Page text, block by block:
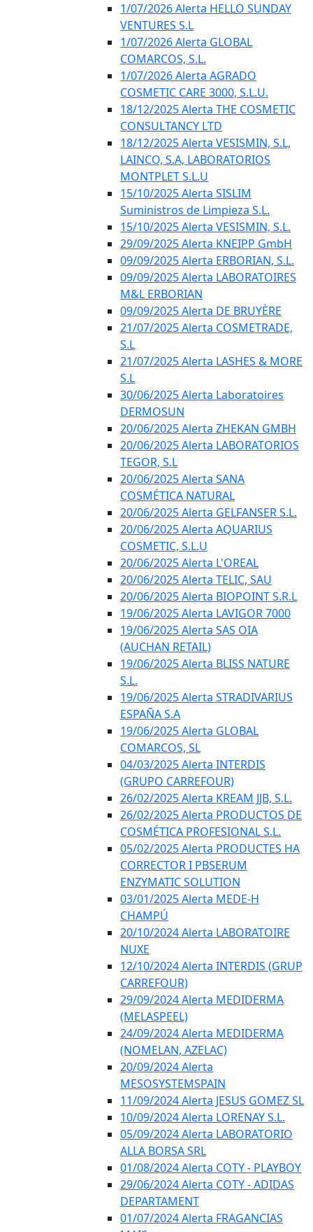
1/07/2026 Alerta HELLO SUNDAY
VENTURES S.L
1/07/2026 Alerta GLOBAL
COMARCOS, S.L.
1/07/2026 Alerta AGRADO
COSMETIC CARE 3000, S.L.U.
18/12/2025 Alerta THE COSMETIC
CONSULTANCY LTD
18/12/2025 Alerta VESISMIN, S.L,
LAINCO, S.A, LABORATORIOS
MONTPLET S.L.U
15/10/2025 Alerta SISLIM
Suministros de Limpieza S.L.
15/10/2025 Alerta VESISMIN, S.L.
29/09/2025 Alerta KNEIPP GmbH
09/09/2025 Alerta ERBORIAN, S.L.
09/09/2025 Alerta LABORATOIRES
M&L ERBORIAN
09/09/2025 Alerta DE BRUYÈRE
21/07/2025 Alerta COSMETRADE,
S.L
21/07/2025 Alerta LASHES & MORE
S.L
30/06/2025 Alerta Laboratoires
DERMOSUN
20/06/2025 Alerta ZHEKAN GMBH
20/06/2025 Alerta LABORATORIOS
TEGOR, S.L
20/06/2025 Alerta SANA
COSMÉTICA NATURAL
20/06/2025 Alerta GELFANSER S.L.
20/06/2025 Alerta AQUARIUS
COSMETIC, S.L.U
20/06/2025 Alerta L'OREAL
20/06/2025 Alerta TELIC, SAU
20/06/2025 Alerta BIOPOINT S.R.L
19/06/2025 Alerta LAVIGOR 7000
19/06/2025 Alerta SAS OIA
(AUCHAN RETAIL)
19/06/2025 Alerta BLISS NATURE
S.L.
19/06/2025 Alerta STRADIVARIUS
ESPAÑA S.A
19/06/2025 Alerta GLOBAL
COMARCOS, SL
04/03/2025 Alerta INTERDIS
(GRUPO CARREFOUR)
26/02/2025 Alerta KREAM JJB, S.L.
26/02/2025 Alerta PRODUCTOS DE
COSMÉTICA PROFESIONAL S.L.
05/02/2025 Alerta PRODUCTES HA
CORRECTOR I PBSERUM
ENZYMATIC SOLUTION
03/01/2025 Alerta MEDE-H
CHAMPÚ
20/10/2024 Alerta LABORATOIRE
NUXE
12/10/2024 Alerta INTERDIS (GRUP
CARREFOUR)
29/09/2024 Alerta MEDIDERMA
(MELASPEEL)
24/09/2024 Alerta MEDIDERMA
(NOMELAN, AZELAC)
20/09/2024 Alerta
MESOSYSTEMSPAIN
11/09/2024 Alerta JESUS GOMEZ SL
10/09/2024 Alerta LORENAY S.L.
05/09/2024 Alerta LABORATORIO
ALLA BORSA SRL
01/08/2024 Alerta COTY - PLAYBOY
29/06/2024 Alerta COTY - ADIDAS
DEPARTAMENT
01/07/2024 Alerta FRAGANCIAS